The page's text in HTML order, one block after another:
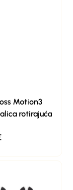
Motion3
rotirajuća